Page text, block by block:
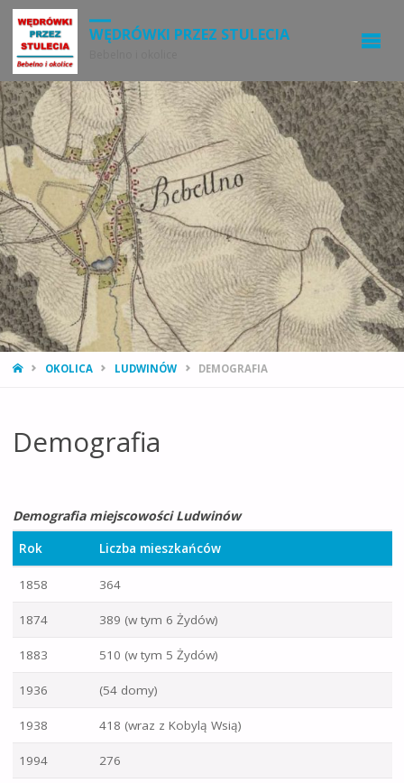
WĘDRÓWKI PRZEZ STULECIA
STRONA
OKOLICA LUDWINÓW DEMOGRAFIA
Demografia
Demografia miejscowości Ludwinów
Rok Liczba mieszkańców
1858 364
1874 389 (w tym 6 Żydów)
1883 510 (w tym 5 Żydów)
1936 (54 domy)
1938 418 (wraz z Kobylą Wsią)
1994 276